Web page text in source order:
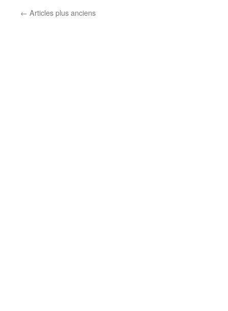
← Articles plus anciens